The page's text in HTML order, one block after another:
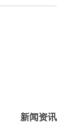
新闻资讯